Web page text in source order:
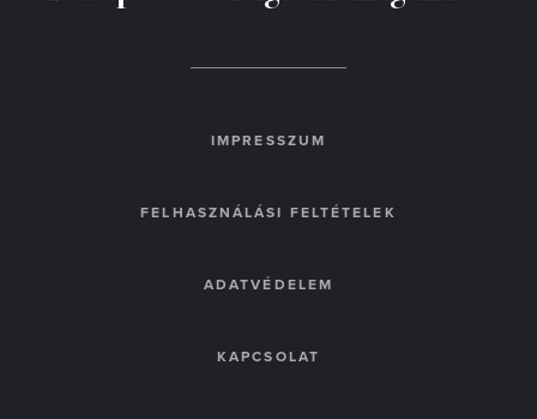
IMPRESSZUM
FELHASZNÁLÁSI FELTÉTELEK
ADATVÉDELEM
KAPCSOLAT